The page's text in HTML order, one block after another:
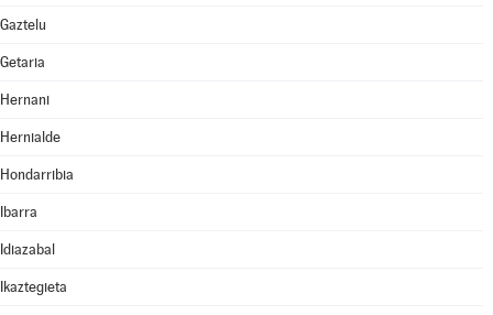
Gaztelu
Getaria
Hernani
Hernialde
Hondarribia
Ibarra
Idiazabal
Ikaztegieta